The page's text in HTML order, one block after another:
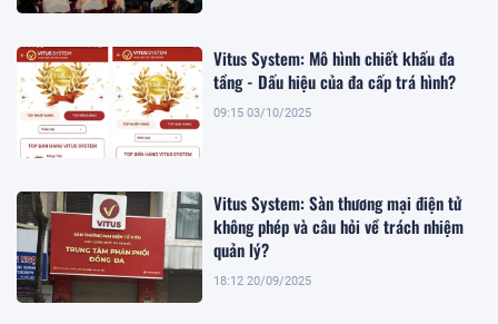
Vitus System: Mô hình chiết khấu đa
tầng - Dấu hiệu của đa cấp trá hình?
09:15 03/10/2025
Vitus System: Sàn thương mại điện tử
không phép và câu hỏi về trách nhiệm
quản lý?
18:12 20/09/2025